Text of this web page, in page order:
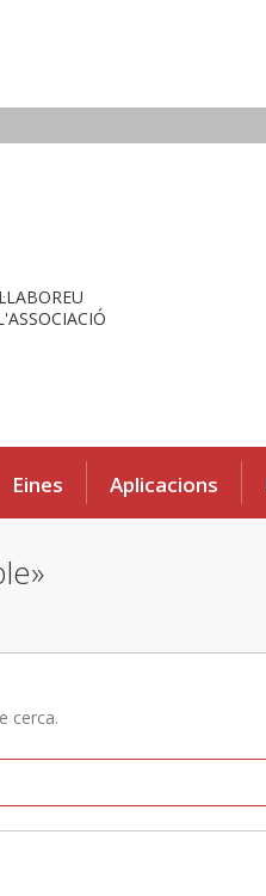
Eines Aplicacions
cerca.